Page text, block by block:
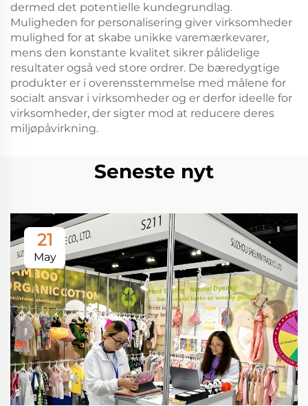
dermed det potentielle kundegrundlag.
Muligheden for personalisering giver virksomheder
mulighed for at skabe unikke varemærkevarer,
mens den konstante kvalitet sikrer pålidelige
resultater også ved store ordrer. De bæredygtige
produkter er i overensstemmelse med målene for
socialt ansvar i virksomheder og er derfor ideelle for
virksomheder, der sigter mod at reducere deres
miljøpåvirkning.
Seneste nyt
21
May